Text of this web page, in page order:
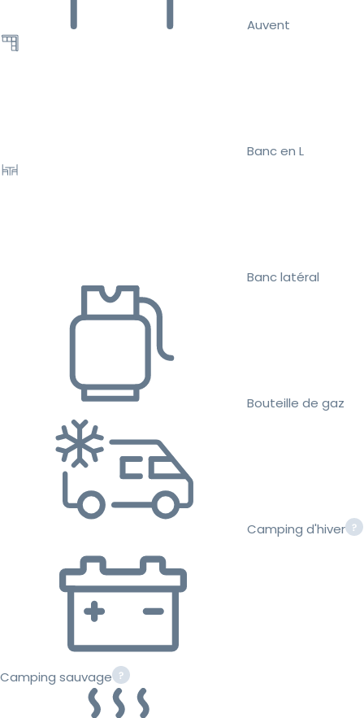
Auvent
Banc en L
Banc latéral
Bouteille de gaz
Camping d'hiver
Camping sauvage